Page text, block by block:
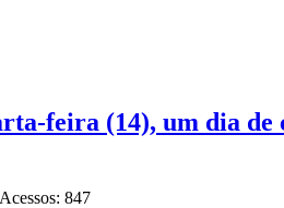
feira (14), um dia
Acessos: 847